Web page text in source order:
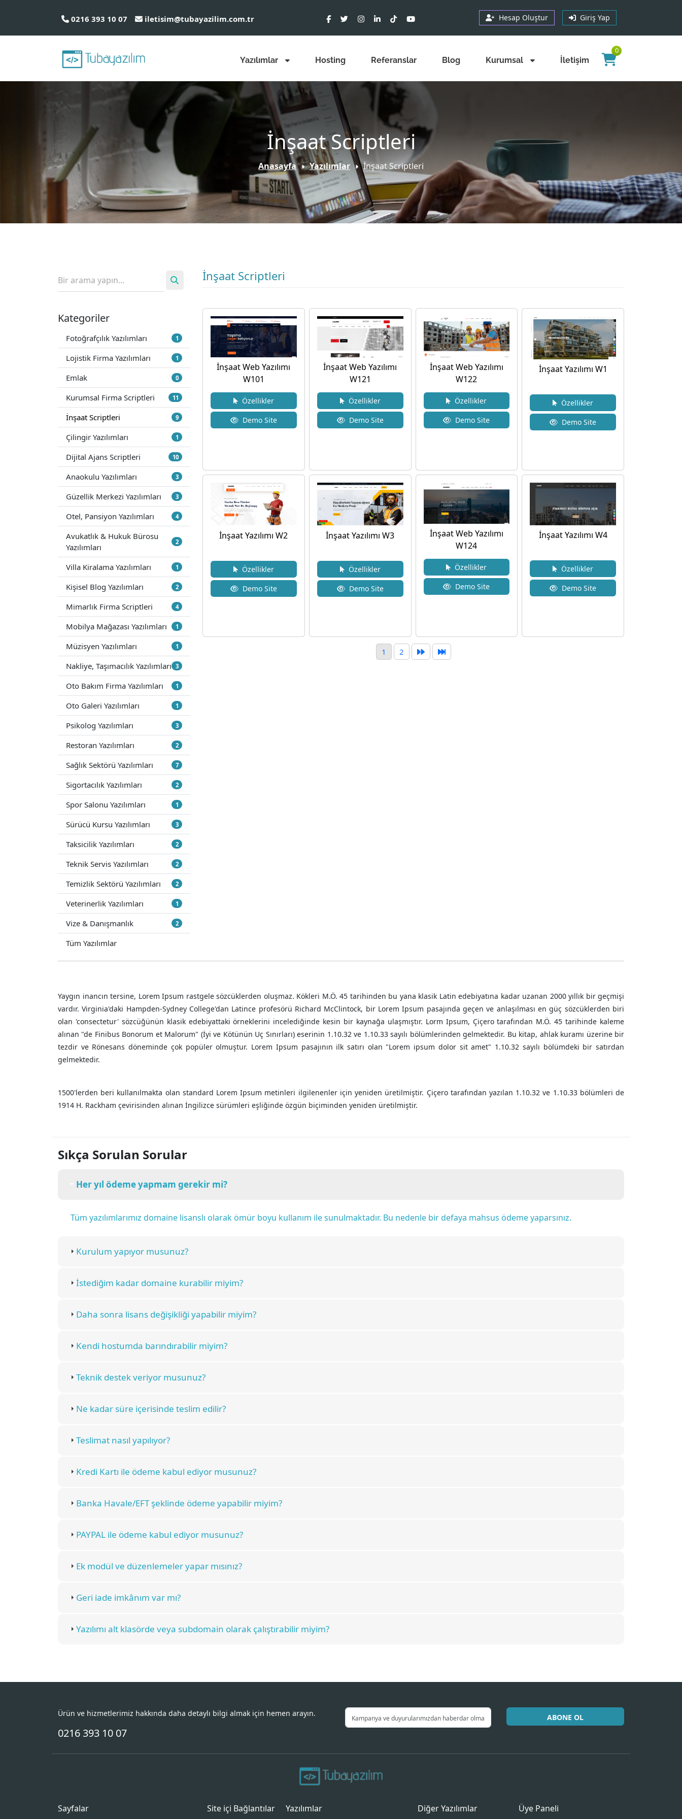
0216 393 10 07 iletisim@tubayazilim.com.tr Hesap Oluştur Giriş Yap
Yazılımlar Hosting Referanslar Blog Kurumsal İletişim
0
İnşaat Scriptleri
Anasayfa Yazılımlar İnşaat Scriptleri
Kategoriler
Fotoğrafçılık Yazılımları 1
Lojistik Firma Yazılımları 1
Emlak 0
Kurumsal Firma Scriptleri 11
İnşaat Scriptleri 9
Çilingir Yazılımları 1
Dijital Ajans Scriptleri 10
Anaokulu Yazılımları 3
Güzellik Merkezi Yazılımları 3
Otel, Pansiyon Yazılımları 4
Avukatlık & Hukuk Bürosu
Yazılımları
2
Villa Kiralama Yazılımları 1
Kişisel Blog Yazılımları 2
Mimarlık Firma Scriptleri 4
Mobilya Mağazası Yazılımları 1
Müzisyen Yazılımları 1
Nakliye, Taşımacılık Yazılımları 3
Oto Bakım Firma Yazılımları 1
Oto Galeri Yazılımları 1
Psikolog Yazılımları 3
Restoran Yazılımları 2
Sağlık Sektörü Yazılımları 7
Sigortacılık Yazılımları 2
Spor Salonu Yazılımları 1
Sürücü Kursu Yazılımları 3
Taksicilik Yazılımları 2
Teknik Servis Yazılımları 2
Temizlik Sektörü Yazılımları 2
Veterinerlik Yazılımları 1
Vize & Danışmanlık 2
Tüm Yazılımlar
İnşaat Scriptleri
İnşaat Web Yazılımı
W101
Özellikler
Demo Site
İnşaat Web Yazılımı
W121
Özellikler
Demo Site
İnşaat Web Yazılımı
W122
Özellikler
Demo Site
İnşaat Yazılımı W1
Özellikler
Demo Site
İnşaat Yazılımı W2
Özellikler
Demo Site
İnşaat Yazılımı W3
Özellikler
Demo Site
İnşaat Web Yazılımı
W124
Özellikler
Demo Site
İnşaat Yazılımı W4
Özellikler
Demo Site
1 2
Yaygın inancın tersine, Lorem Ipsum rastgele sözcüklerden oluşmaz. Kökleri M.Ö. 45 tarihinden bu yana klasik Latin edebiyatına kadar uzanan 2000 yıllık bir geçmişi
vardır. Virginia'daki Hampden-Sydney College'dan Latince profesörü Richard McClintock, bir Lorem Ipsum pasajında geçen ve anlaşılması en güç sözcüklerden biri
olan 'consectetur' sözcüğünün klasik edebiyattaki örneklerini incelediğinde kesin bir kaynağa ulaşmıştır. Lorm Ipsum, Çiçero tarafından M.Ö. 45 tarihinde kaleme
alınan "de Finibus Bonorum et Malorum" (İyi ve Kötünün Uç Sınırları) eserinin 1.10.32 ve 1.10.33 sayılı bölümlerinden gelmektedir. Bu kitap, ahlak kuramı üzerine bir
tezdir ve Rönesans döneminde çok popüler olmuştur. Lorem Ipsum pasajının ilk satırı olan "Lorem ipsum dolor sit amet" 1.10.32 sayılı bölümdeki bir satırdan
gelmektedir.
1500'lerden beri kullanılmakta olan standard Lorem Ipsum metinleri ilgilenenler için yeniden üretilmiştir. Çiçero tarafından yazılan 1.10.32 ve 1.10.33 bölümleri de
1914 H. Rackham çevirisinden alınan İngilizce sürümleri eşliğinde özgün biçiminden yeniden üretilmiştir.
Sıkça Sorulan Sorular
Her yıl ödeme yapmam gerekir mi?
Tüm yazılımlarımız domaine lisanslı olarak ömür boyu kullanım ile sunulmaktadır. Bu nedenle bir defaya mahsus ödeme yaparsınız.
Kurulum yapıyor musunuz?
İstediğim kadar domaine kurabilir miyim?
Daha sonra lisans değişikliği yapabilir miyim?
Kendi hostumda barındırabilir miyim?
Teknik destek veriyor musunuz?
Ne kadar süre içerisinde teslim edilir?
Teslimat nasıl yapılıyor?
Kredi Kartı ile ödeme kabul ediyor musunuz?
Banka Havale/EFT şeklinde ödeme yapabilir miyim?
PAYPAL ile ödeme kabul ediyor musunuz?
Ek modül ve düzenlemeler yapar mısınız?
Geri iade imkânım var mı?
Yazılımı alt klasörde veya subdomain olarak çalıştırabilir miyim?
Ürün ve hizmetlerimiz hakkında daha detaylı bilgi almak için hemen arayın.
0216 393 10 07
ABONE OL
Sayfalar Site içi Bağlantılar Yazılımlar Diğer Yazılımlar Üye Paneli